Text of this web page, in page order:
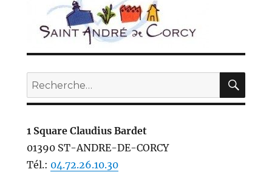
Recherche
pour :
1 Square Claudius Bardet
01390 ST-ANDRE-DE-CORCY
Tél.: 04.72.26.10.30